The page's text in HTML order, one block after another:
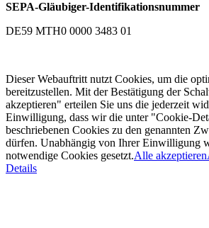
SEPA-Gläubiger-Identifikationsnummer
DE59 MTH0 0000 3483 01
Dieser Webauftritt nutzt Cookies, um die
bereitzustellen. Mit der Bestätigung der
akzeptieren" erteilen Sie uns die jederzeit
Einwilligung, dass wir die unter "Cookie-
beschriebenen Cookies zu den genannten
dürfen. Unabhängig von Ihrer Einwilligung
notwendige Cookies gesetzt.Alle akzeptieren
Details